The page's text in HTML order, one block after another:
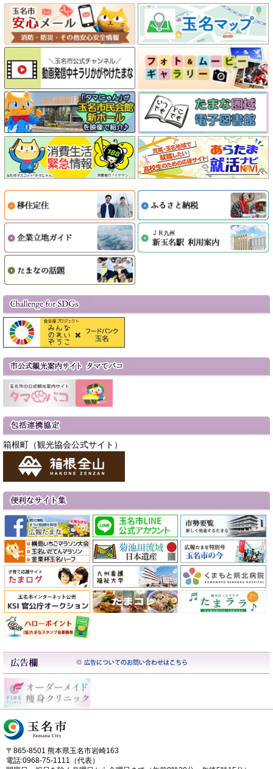
箱根町（観光協会公式サイト）
〒865-8501 熊本県玉名市岩崎163
電話:0968-75-1111（代表）